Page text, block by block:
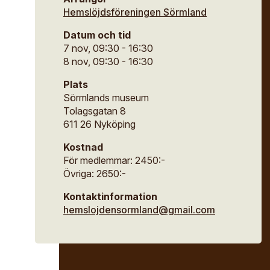
och mästarbrev
kulturarv
Hemslöjdsföreningen Sörmland
Datum och tid
7 nov, 09:30 - 16:30
8 nov, 09:30 - 16:30
Plats
Sörmlands museum
Tolagsgatan 8
611 26 Nyköping
Kostnad
För medlemmar: 2450:-
Övriga: 2650:-
Kontaktinformation
hemslojdensormland@gmail.com